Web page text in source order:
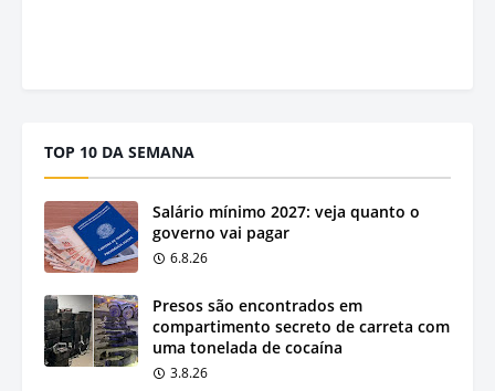
TOP 10 DA SEMANA
Salário mínimo 2027: veja quanto o
governo vai pagar
6.8.26
Presos são encontrados em
compartimento secreto de carreta com
uma tonelada de cocaína
3.8.26